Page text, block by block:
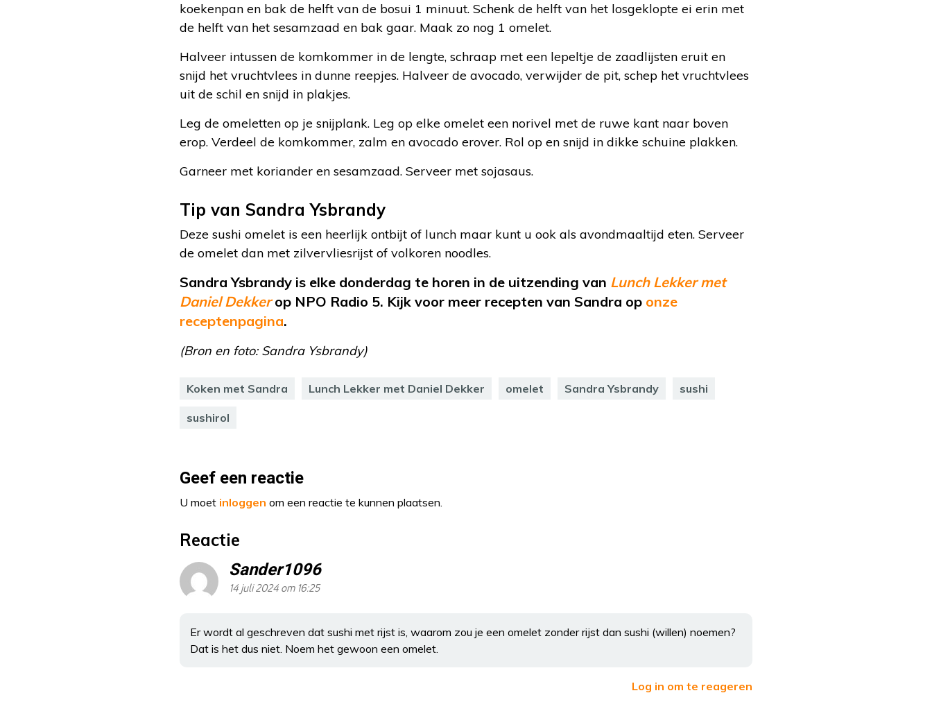
koekenpan en bak de helft van de bosui 1 minuut. Schenk de helft van het losgeklopte ei erin met
de helft van het sesamzaad en bak gaar. Maak zo nog 1 omelet.
Halveer intussen de komkommer in de lengte, schraap met een lepeltje de zaadlijsten eruit en
snijd het vruchtvlees in dunne reepjes. Halveer de avocado, verwijder de pit, schep het vruchtvlees
uit de schil en snijd in plakjes.
Leg de omeletten op je snijplank. Leg op elke omelet een norivel met de ruwe kant naar boven
erop. Verdeel de komkommer, zalm en avocado erover. Rol op en snijd in dikke schuine plakken.
Garneer met koriander en sesamzaad. Serveer met sojasaus.
Tip van Sandra Ysbrandy
Deze sushi omelet is een heerlijk ontbijt of lunch maar kunt u ook als avondmaaltijd eten. Serveer
de omelet dan met zilvervliesrijst of volkoren noodles.
Sandra Ysbrandy is elke donderdag te horen in de uitzending van Lunch Lekker met
Daniel Dekkerop NPO Radio 5. Kijk voor meer recepten van Sandra op onze
receptenpagina.
(Bron en foto: Sandra Ysbrandy)
Koken met Sandra Lunch Lekker met Daniel Dekker omelet Sandra Ysbrandy sushi
sushirol
Geef een reactie
U moet inloggen om een reactie te kunnen plaatsen.
Reactie
Sander1096
14 juli 2024 om 16:25
Er wordt al geschreven dat sushi met rijst is, waarom zou je een omelet zonder rijst dan sushi (willen) noemen?
Dat is het dus niet. Noem het gewoon een omelet.
Log in om te reageren